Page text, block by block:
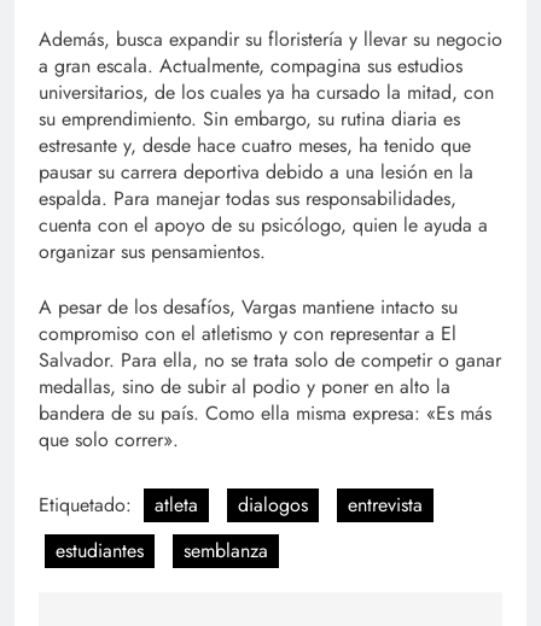
Además, busca expandir su floristería y llevar su negocio
a gran escala. Actualmente, compagina sus estudios
universitarios, de los cuales ya ha cursado la mitad, con
su emprendimiento. Sin embargo, su rutina diaria es
estresante y, desde hace cuatro meses, ha tenido que
pausar su carrera deportiva debido a una lesión en la
espalda. Para manejar todas sus responsabilidades,
cuenta con el apoyo de su psicólogo, quien le ayuda a
organizar sus pensamientos.
A pesar de los desafíos, Vargas mantiene intacto su
compromiso con el atletismo y con representar a El
Salvador. Para ella, no se trata solo de competir o ganar
medallas, sino de subir al podio y poner en alto la
bandera de su país. Como ella misma expresa: «Es más
que solo correr».
Etiquetado: atleta dialogos
entrevista
estudiantes
semblanza